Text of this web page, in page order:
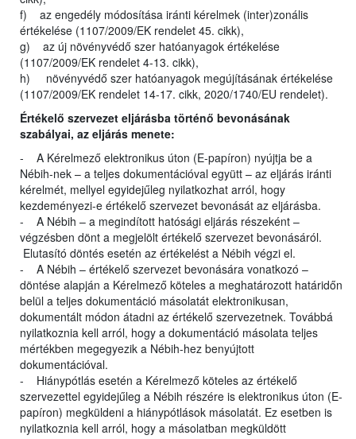
f) az engedély módosítása iránti kérelmek (inter)zonális
értékelése (1107/2009/EK rendelet 45. cikk),
g) az új növényvédő szer hatóanyagok értékelése
(1107/2009/EK rendelet 4-13. cikk),
h) növényvédő szer hatóanyagok megújításának értékelése
(1107/2009/EK rendelet 14-17. cikk, 2020/1740/EU rendelet).
Értékelő szervezet eljárásba történő bevonásának
szabályai, az eljárás menete:
- A Kérelmező elektronikus úton (E-papíron) nyújtja be a
Nébih-nek – a teljes dokumentációval együtt – az eljárás iránti
kérelmét, mellyel egyidejűleg nyilatkozhat arról, hogy
kezdeményezi-e értékelő szervezet bevonását az eljárásba.
- A Nébih – a megindított hatósági eljárás részeként –
végzésben dönt a megjelölt értékelő szervezet bevonásáról.
Elutasító döntés esetén az értékelést a Nébih végzi el.
- A Nébih – értékelő szervezet bevonására vonatkozó –
döntése alapján a Kérelmező köteles a meghatározott határidőn
belül a teljes dokumentáció másolatát elektronikusan,
dokumentált módon átadni az értékelő szervezetnek. Továbbá
nyilatkoznia kell arról, hogy a dokumentáció másolata teljes
mértékben megegyezik a Nébih-hez benyújtott
dokumentációval.
- Hiánypótlás esetén a Kérelmező köteles az értékelő
szervezettel egyidejűleg a Nébih részére is elektronikus úton (E-
papíron) megküldeni a hiánypótlások másolatát. Ez esetben is
nyilatkoznia kell arról, hogy a másolatban megküldött